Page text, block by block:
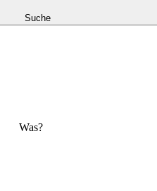
Suche
Was?